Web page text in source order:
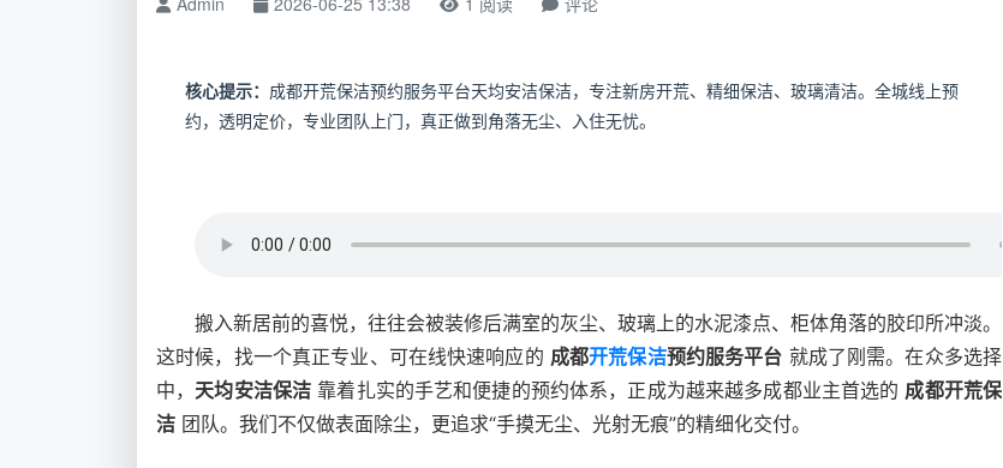
核心提示： 成都开荒保洁预约服务平台天均安洁保洁，专注新房开荒、精细保洁、玻璃清洁。全城线上预
约，透明定价，专业团队上门，真正做到角落无尘、入住无忧。
搬入新居前的喜悦，往往会被装修后满室的灰尘、玻璃上的水泥漆点、柜体角落的胶印所冲淡。
这时候，找一个真正专业、可在线快速响应的 成都开荒保洁预约服务平台 就成了刚需。在众多选择
中， 天均安洁保洁 靠着扎实的手艺和便捷的预约体系，正成为越来越多成都业主首选的 成都开荒保
洁 团队。我们不仅做表面除尘，更追求“手摸无尘、光射无痕”的精细化交付。